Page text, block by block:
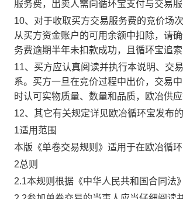
服务费，出卖人需向循环宝支付与交易
10、对于收取买方交易服务费的竞价场
从买方资金账户的可用余额中扣除，请
务费逾期半年未扣款成功，且循环宝追
11、买方应认真阅读并执行本说明、交
系。买方一旦在竞价过程中出价，交易
时认可实物质量、数量和品质，欧冶供
12、其它有关规定详见欧冶循环宝发布
1适用范围
本版《单卷交易规则》适用于在欧冶循
2总则
2.1本规则根据《中华人民共和国合同法》